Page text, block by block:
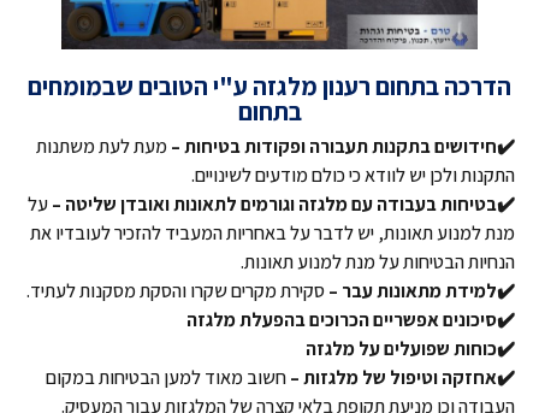
הדרכה בתחום רענון מלגזה ע"י הטובים שבמומחים
בתחום
✔️חידושים בתקנות תעבורה ופקודות בטיחות – מעת לעת משתנות
התקנות ולכן יש לוודא כי כולם מודעים לשינויים.
✔️בטיחות בעבודה עם מלגזה וגורמים לתאונות ואובדן שליטה –על
מנת למנוע תאונות, יש לדבר על באחריות המעביד להזכיר לעובדיו את
הנחיות הבטיחות על מנת למנוע תאונות.
✔️למידת מתאונות עבר –סקירת מקרים שקרו והסקת מסקנות לעתיד.
✔️סיכונים אפשריים הכרוכים בהפעלת מלגזה
✔️כוחות שפועלים על מלגזה
✔️אחזקה וטיפול של מלגזות –חשוב מאוד למען הבטיחות במקום
העבודה וכן מניעת תקופת בלאי קצרה של המלגזות עבור המעסיק.